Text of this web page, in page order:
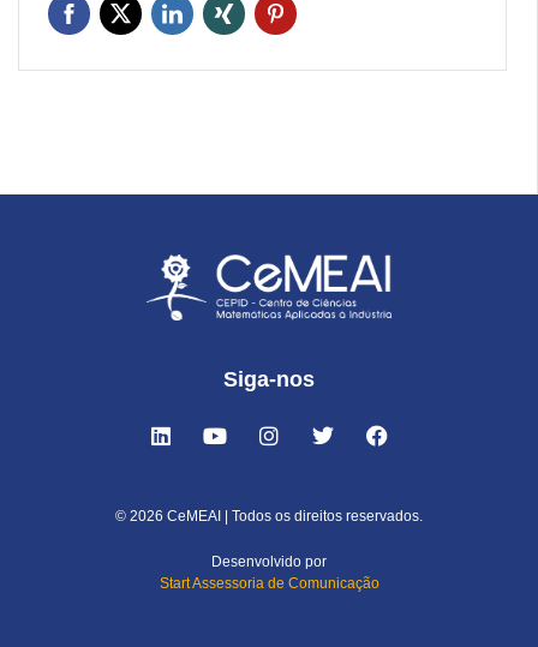
Siga-nos
© 2026 CeMEAI | Todos os direitos reservados.
Desenvolvido por
Start Assessoria de Comunicação